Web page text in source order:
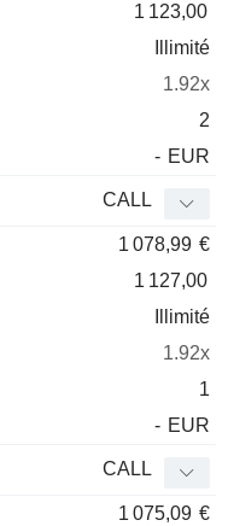
1 123,00
Illimité
1.92x
2
- EUR
CALL
1 078,99 €
1 127,00
Illimité
1.92x
1
- EUR
CALL
1 075,09 €